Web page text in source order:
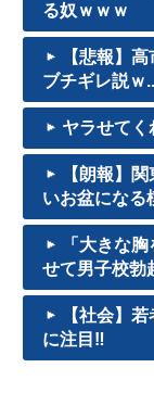
る奴ｗｗｗ
【悲報】
ブチギレ説ｗ
ヤラせてく
【朗報】
いお盆になる
「大きな
せて男子校勃
【社会】
に注目‼